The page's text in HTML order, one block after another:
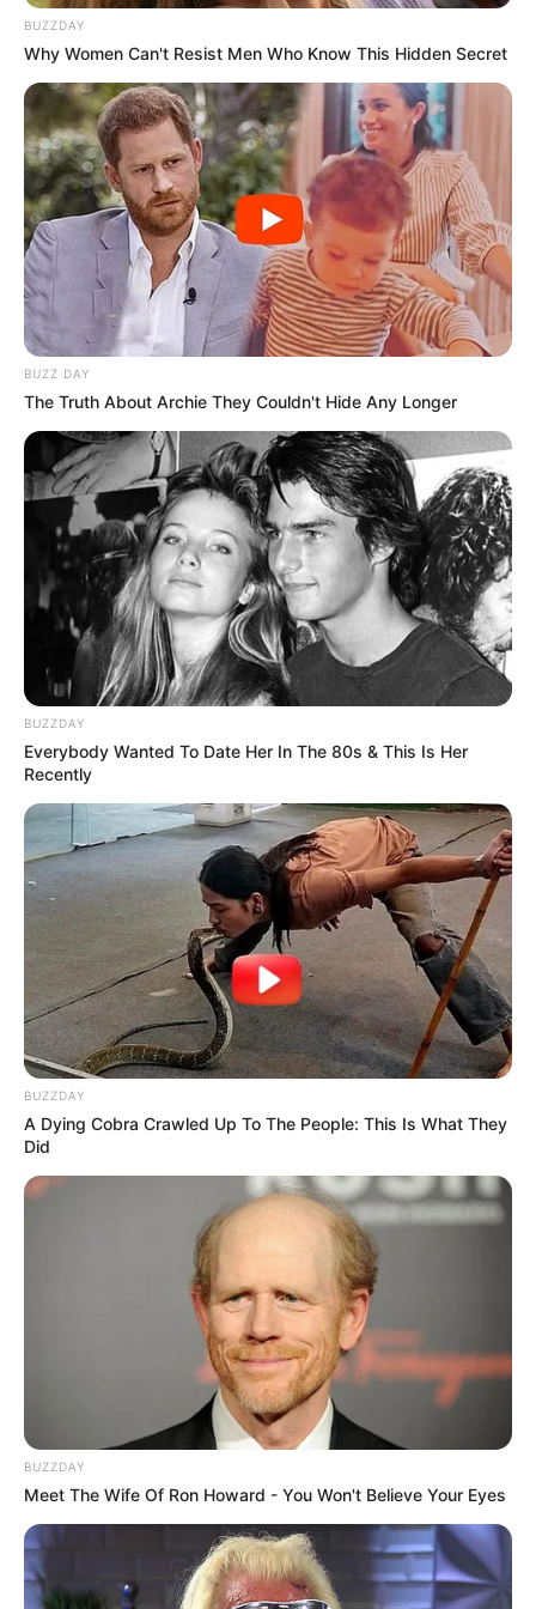
dans notre zone Turf en temps réel. Avec une mise à
jour quotidienne établie après chaque arrivée du
Tiercé Quarté Quinté. Dès que les résultats définitifs
sont annoncés et validés officiellement par le PMU.
Les partants en lice pour la victoire au
Tiercé Quinté du jour
1 DARYZAN
2 DOLMALAN
3 HANKELOW
5 GUSTO
7 GOSTAM
8 SEGALL
9 OXAGON
10 KOMOREBI
11 CAMPACITE
12 PEARLED MAJESTY
13 CANADIAN
14 MONTREAL
15 A BOY NAMED SUSIE
16 CONSTITUTION RIVER
Arrivée PMU PLAY du QUINTÉ QATAR
PRIX DU JOCKEY CLUB
16 – 6 – 14 – 15 – 4
BUZZDAY
Why Women Can't Resist Men Who Know This Hidden Secret
BUZZ DAY
The Truth About Archie They Couldn't Hide Any Longer
BUZZDAY
Everybody Wanted To Date Her In The 80s & This Is Her
Recently
BUZZDAY
A Dying Cobra Crawled Up To The People: This Is What They
Did
BUZZDAY
Meet The Wife Of Ron Howard - You Won't Believe Your Eyes